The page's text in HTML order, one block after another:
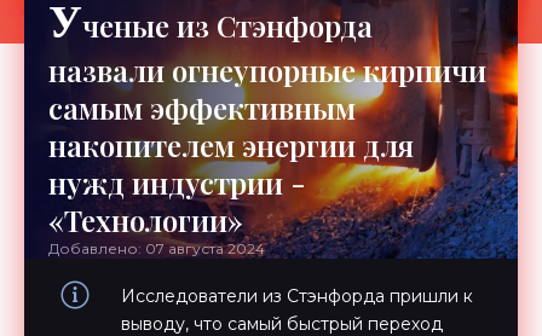
Ученые из Стэнфорда
назвали огнеупорные кирпичи
самым эффективным
накопителем энергии для
нужд индустрии -
«Технологии»
Добавлено: 07 августа 2024
Исследователи из Стэнфорда пришли к
выводу, что самый быстрый переход